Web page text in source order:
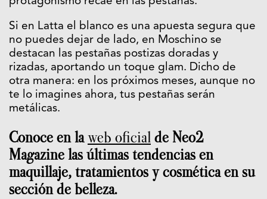
Si en Latta el blanco es una apuesta segura que
no puedes dejar de lado, en Moschino se
destacan las pestañas postizas doradas y
rizadas, aportando un toque glam. Dicho de
otra manera: en los próximos meses, aunque no
te lo imagines ahora, tus pestañas serán
metálicas.
Conoce en laweb oficial de Neo2
Magazine las últimas tendencias en
maquillaje, tratamientos y cosmética en su
sección de belleza.